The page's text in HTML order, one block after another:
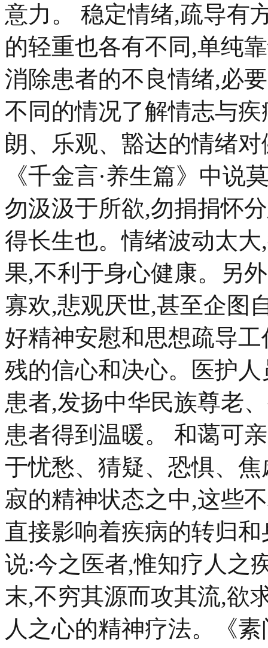
意力。 稳定情绪,疏导有
的轻重也各有不同,单纯
消除患者的不良情绪,必
不同的情况了解情志与
朗、乐观、豁达的情绪
《千金言·养生篇》中说
勿汲汲于所欲,勿捐捐怀
得长生也。情绪波动太
果,不利于身心健康。另
寡欢,悲观厌世,甚至企图
好精神安慰和思想疏导
残的信心和决心。医护
患者,发扬中华民族尊老
患者得到温暖。 和蔼可
于忧愁、猜疑、恐惧、
寂的精神状态之中,这些
直接影响着疾病的转归
说:今之医者,惟知疗人之
末,不穷其源而攻其流,欲
人之心的精神疗法。《